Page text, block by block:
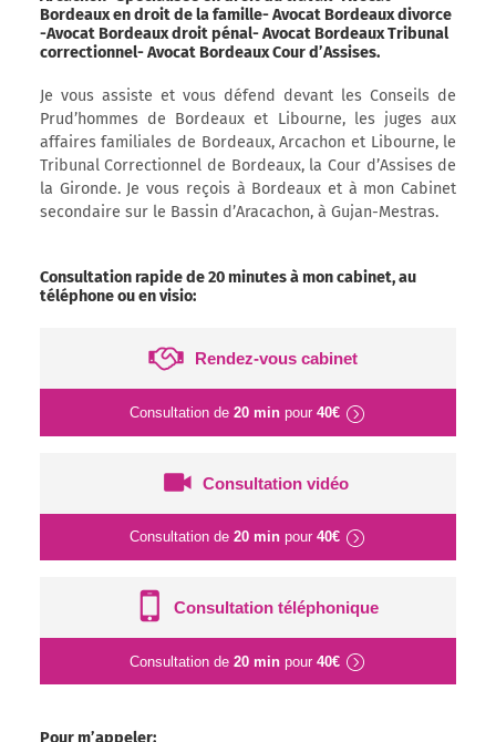
Bordeaux en droit de la famille- Avocat Bordeaux divorce
-Avocat Bordeaux droit pénal- Avocat Bordeaux Tribunal
correctionnel- Avocat Bordeaux Cour d’Assises.
Je vous assiste et vous défend devant les Conseils de
Prud’hommes de Bordeaux et Libourne, les juges aux
affaires familiales de Bordeaux, Arcachon et Libourne, le
Tribunal Correctionnel de Bordeaux, la Cour d’Assises de
la Gironde. Je vous reçois à Bordeaux et à mon Cabinet
secondaire sur le Bassin d’Aracachon, à Gujan-Mestras.
Consultation rapide de 20 minutes à mon cabinet, au
téléphone ou en visio:
Rendez-vous cabinet
Consultation de 20 min pour 40€
Consultation vidéo
Consultation de 20 min pour 40€
Consultation téléphonique
Consultation de 20 min pour 40€